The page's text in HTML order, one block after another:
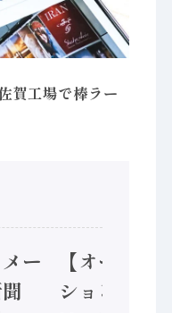
賀工場で棒ラー
ー
【オートメー
ション新聞